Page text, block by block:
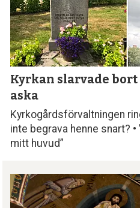
Kyrkan slarvade bort
aska
Kyrkogårdsförvaltningen
inte begrava henne snart?
mitt huvud”